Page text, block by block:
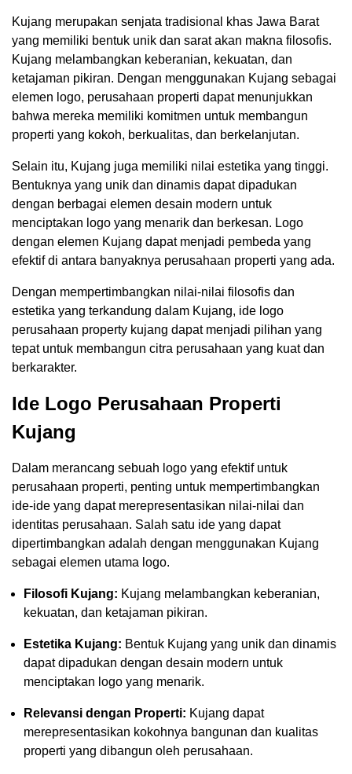
Kujang merupakan senjata tradisional khas Jawa Barat
yang memiliki bentuk unik dan sarat akan makna filosofis.
Kujang melambangkan keberanian, kekuatan, dan
ketajaman pikiran. Dengan menggunakan Kujang sebagai
elemen logo, perusahaan properti dapat menunjukkan
bahwa mereka memiliki komitmen untuk membangun
properti yang kokoh, berkualitas, dan berkelanjutan.
Selain itu, Kujang juga memiliki nilai estetika yang tinggi.
Bentuknya yang unik dan dinamis dapat dipadukan
dengan berbagai elemen desain modern untuk
menciptakan logo yang menarik dan berkesan. Logo
dengan elemen Kujang dapat menjadi pembeda yang
efektif di antara banyaknya perusahaan properti yang ada.
Dengan mempertimbangkan nilai-nilai filosofis dan
estetika yang terkandung dalam Kujang, ide logo
perusahaan property kujang dapat menjadi pilihan yang
tepat untuk membangun citra perusahaan yang kuat dan
berkarakter.
Ide Logo Perusahaan Properti
Kujang
Dalam merancang sebuah logo yang efektif untuk
perusahaan properti, penting untuk mempertimbangkan
ide-ide yang dapat merepresentasikan nilai-nilai dan
identitas perusahaan. Salah satu ide yang dapat
dipertimbangkan adalah dengan menggunakan Kujang
sebagai elemen utama logo.
Filosofi Kujang: Kujang melambangkan keberanian,
kekuatan, dan ketajaman pikiran.
Estetika Kujang: Bentuk Kujang yang unik dan dinamis
dapat dipadukan dengan desain modern untuk
menciptakan logo yang menarik.
Relevansi dengan Properti: Kujang dapat
merepresentasikan kokohnya bangunan dan kualitas
properti yang dibangun oleh perusahaan.